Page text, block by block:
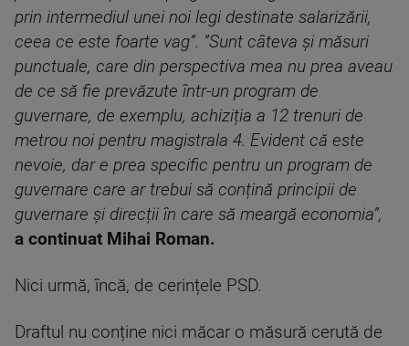
prin intermediul unei noi legi destinate salarizării,
ceea ce este foarte vag”. ”Sunt câteva și măsuri
punctuale, care din perspectiva mea nu prea aveau
de ce să fie prevăzute într-un program de
guvernare, de exemplu, achiziția a 12 trenuri de
metrou noi pentru magistrala 4. Evident că este
nevoie, dar e prea specific pentru un program de
guvernare care ar trebui să conțină principii de
guvernare și direcții în care să meargă economia”,
a continuat Mihai Roman.
Nici urmă, încă, de cerințele PSD.
Draftul nu conține nici măcar o măsură cerută de